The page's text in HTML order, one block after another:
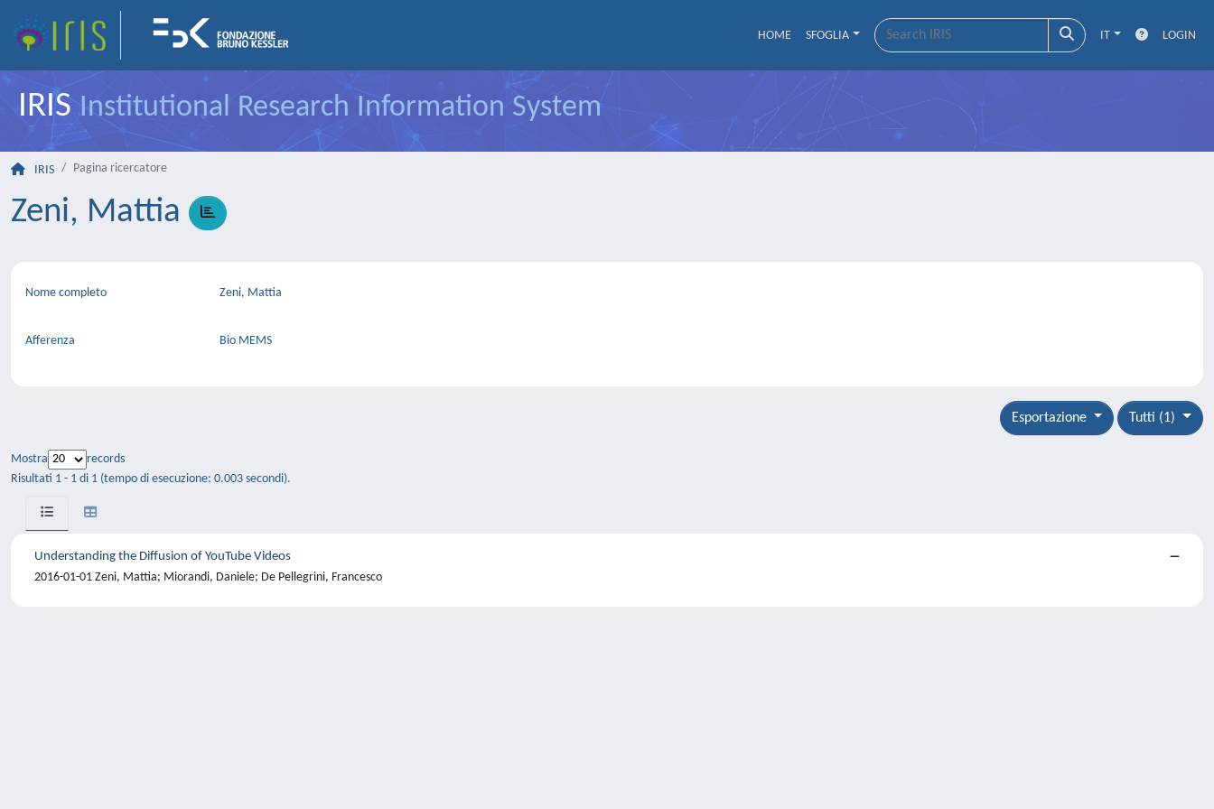
HOME SFOGLIA IT LOGIN
IRISInstitutional Research Information System
IRIS Pagina ricercatore
Zeni, Mattia
Nome completo Zeni, Mattia
Afferenza Bio MEMS
Tutti (1)
Esportazione
Mostra
records
Risultati 1 - 1 di 1 (tempo di esecuzione: 0.003 secondi).
Understanding the Diffusion of YouTube Videos
2016-01-01 Zeni, Mattia; Miorandi, Daniele; De Pellegrini, Francesco